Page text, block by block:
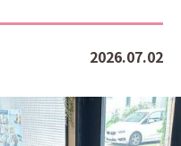
2026.07.02